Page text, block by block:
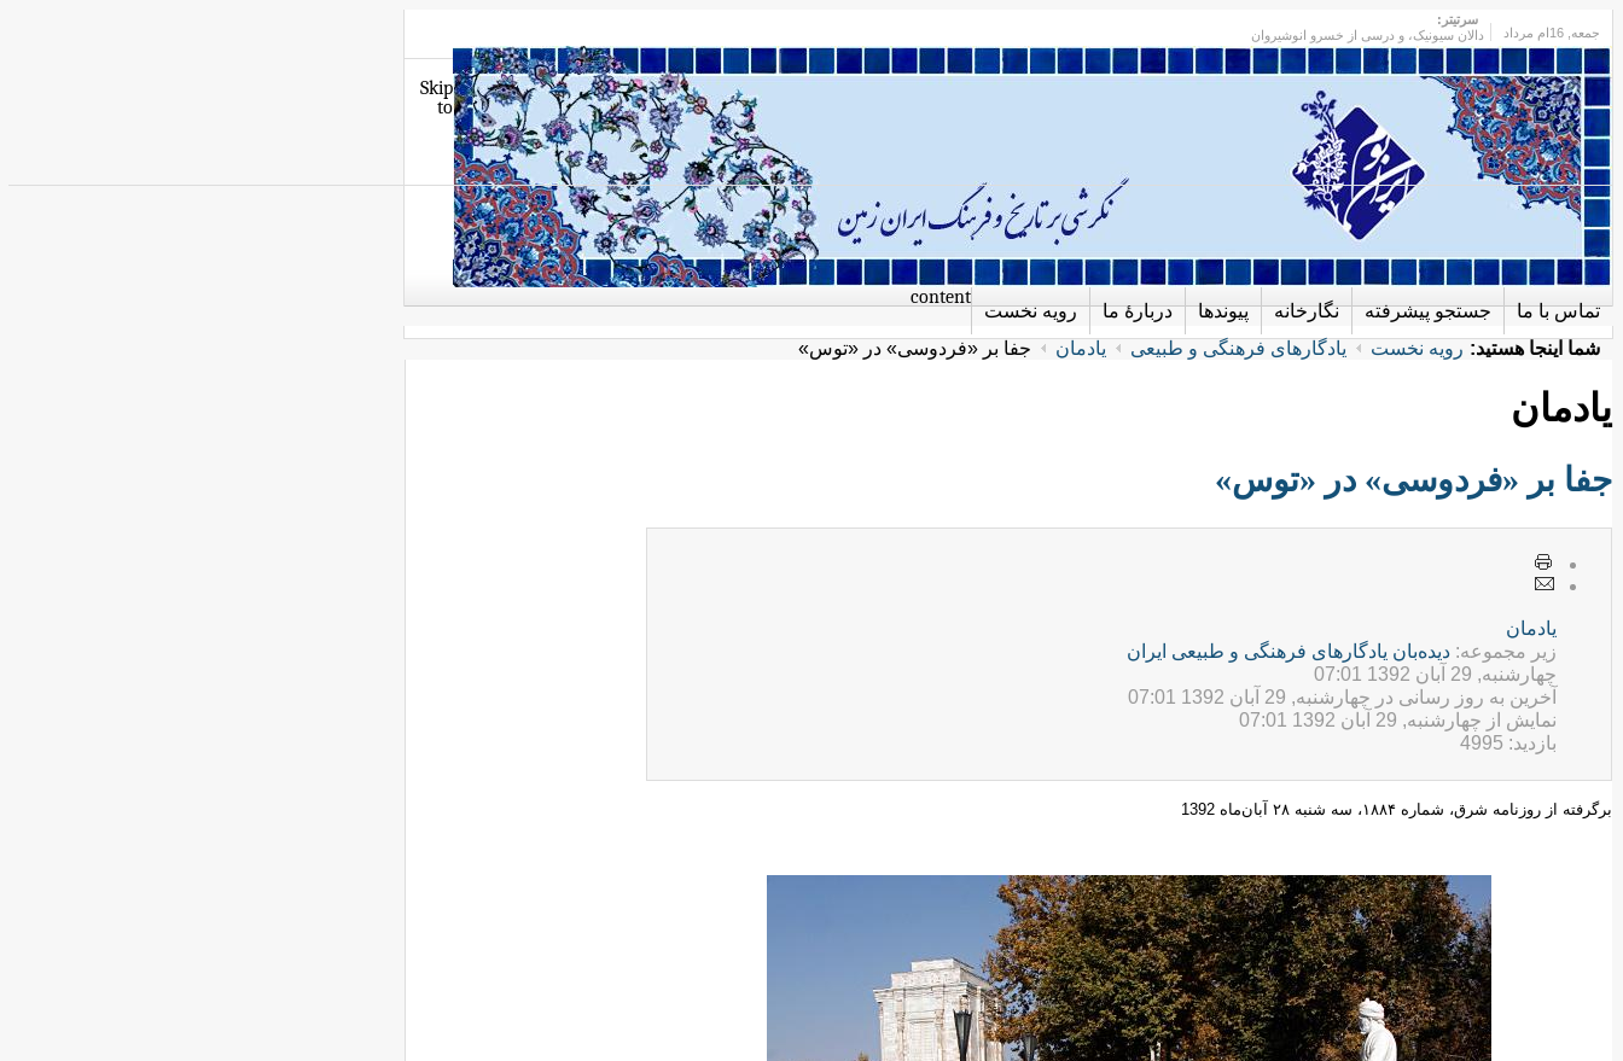
جمعه
سرتیتر:
دالان سیونیک، و درسی از خسرو انوشیروان
رویه نخست دربارهٔ ما پیوندها نگارخانه جستجو پیشرفته تماس با ما
Skip
to
content
شما اینجا هستید: رویه نخست یادگارهای فرهنگی و طبیعی یادمان جفا بر «فردوسی» در «توس»
یادمان
جفا بر «فردوسی» در «توس»
يادمان
زیر مجموعه: ديده‌بان یادگارهای فرهنگی و طبيعی ایران
چهارشنبه, 29 آبان 1392 07:01
آخرین به روز رسانی در چهارشنبه, 29 آبان 1392 07:01
نمایش از چهارشنبه, 29 آبان 1392 07:01
بازدید: 4995
برگرفته از روزنامه شرق، شماره ۱۸۸۴، سه شنبه ۲۸ آبان‌ماه 1392